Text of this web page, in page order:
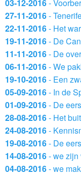
03-12-2016-
27-11-2016-
22-11-2016- Het
19-11-2016- De
11-11-2016- De
06-11-2016- We
19-10-2016- Een
05-09-2016- In de
01-09-2016- De
28-08-2016- Het
24-08-2016-
19-08-2016- De
14-08-2016- we zijn
04-08-2016- we